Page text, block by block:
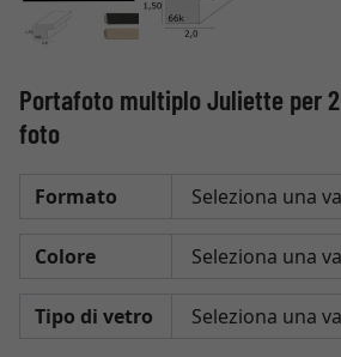
Portafoto multiplo Juliette per 2
foto
Formato
Colore
Tipo di vetro